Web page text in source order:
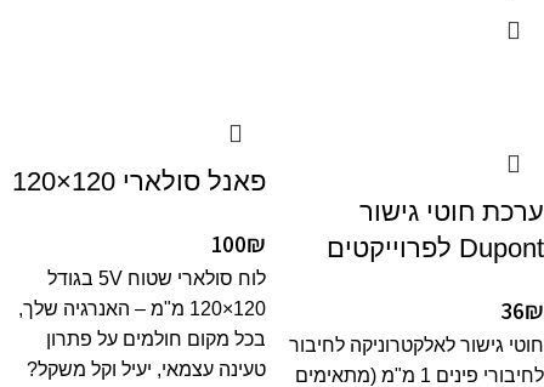
ערכת חוטי גישור
Dupont לפרוייקטים
36₪
חוטי גישור לאלקטרוניקה לחיבור
לחיבורי פינים 1 מ"מ (מתאימים
פאנל סולארי 120×120
100₪
לוח סולארי שטוח 5V בגודל
120×120 מ"מ – האנרגיה שלך,
בכל מקום חולמים על פתרון
טעינה עצמאי, יעיל וקל משקל?